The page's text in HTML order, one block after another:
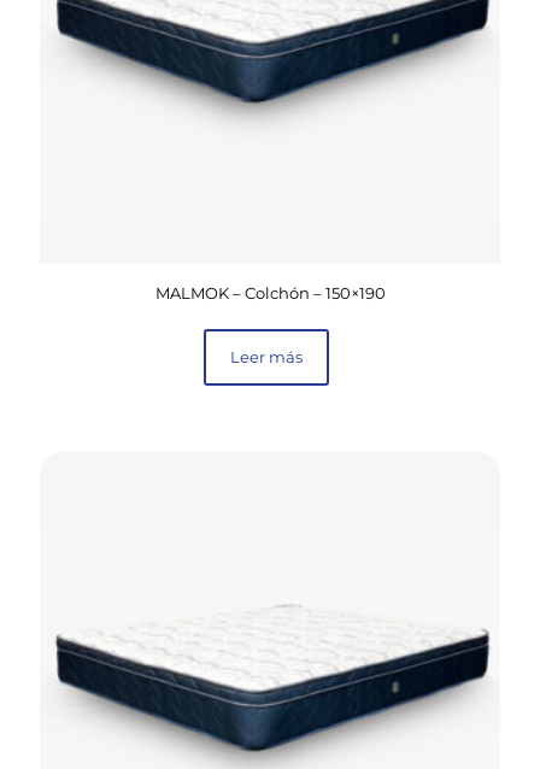
MALMOK – Colchón – 150×190
Leer más